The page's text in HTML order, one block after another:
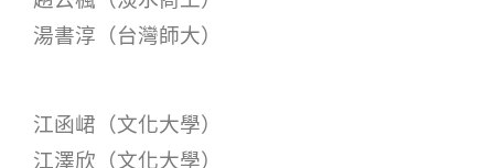
湯書淳（台灣師大）
江函峮（文化大學）
江澤欣（文化大學）